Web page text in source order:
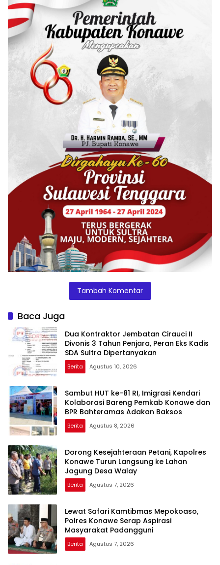
Tambah Komentar
Baca Juga
​Dua Kontraktor Jembatan Cirauci II
Divonis 3 Tahun Penjara, Peran Eks Kadis
SDA Sultra Dipertanyakan
Berita Agustus 10, 2026
Sambut HUT ke-81 RI, Imigrasi Kendari
Kolaborasi Bareng Pemkab Konawe dan
BPR Bahteramas Adakan Baksos
Berita Agustus 8, 2026
Dorong Kesejahteraan Petani, Kapolres
Konawe Turun Langsung ke Lahan
Jagung Desa Walay
Berita Agustus 7, 2026
Lewat Safari Kamtibmas Mepokoaso,
Polres Konawe Serap Aspirasi
Masyarakat Padangguni
Berita Agustus 7, 2026